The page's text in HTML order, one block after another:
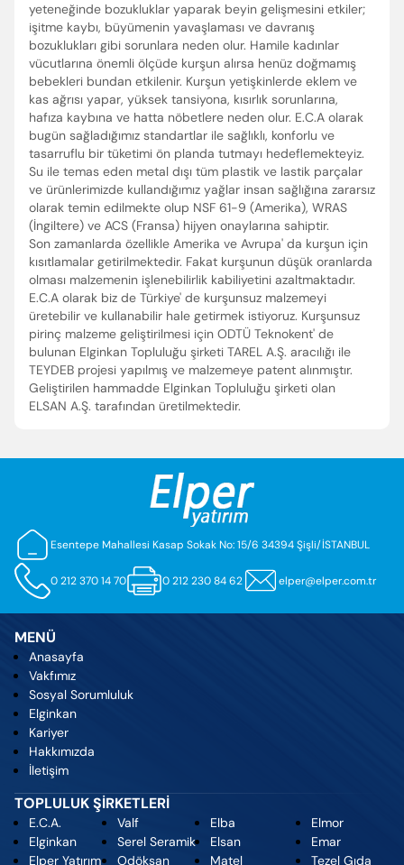
yeteneğinde bozukluklar yaparak beyin gelişmesini etkiler;
işitme kaybı, büyümenin yavaşlaması ve davranış
bozuklukları gibi sorunlara neden olur. Hamile kadınlar
vücutlarına önemli ölçüde kurşun alırsa henüz doğmamış
bebekleri bundan etkilenir. Kurşun yetişkinlerde eklem ve
kas ağrısı yapar, yüksek tansiyona, kısırlık sorunlarına,
hafıza kaybına ve hatta nöbetlere neden olur. E.C.A olarak
bugün sağladığımız standartlar ile sağlıklı, konforlu ve
tasarruflu bir tüketimi ön planda tutmayı hedeflemekteyiz.
Su ile temas eden metal dışı tüm plastik ve lastik parçalar
ve ürünlerimizde kullandığımız yağlar insan sağlığına zararsız
olarak temin edilmekte olup NSF 61-9 (Amerika), WRAS
(İngiltere) ve ACS (Fransa) hijyen onaylarına sahiptir.
Son zamanlarda özellikle Amerika ve Avrupa' da kurşun için
kısıtlamalar getirilmektedir. Fakat kurşunun düşük oranlarda
olması malzemenin işlenebilirlik kabiliyetini azaltmaktadır.
E.C.A olarak biz de Türkiye' de kurşunsuz malzemeyi
üretebilir ve kullanabilir hale getirmek istiyoruz. Kurşunsuz
pirinç malzeme geliştirilmesi için ODTÜ Teknokent' de
bulunan Elginkan Topluluğu şirketi TAREL A.Ş. aracılığı ile
TEYDEB projesi yapılmış ve malzemeye patent alınmıştır.
Geliştirilen hammadde Elginkan Topluluğu şirketi olan
ELSAN A.Ş. tarafından üretilmektedir.
Esentepe Mahallesi Kasap Sokak No: 15/6 34394 Şişli/İSTANBUL
0 212 370 14 70 0 212 230 84 62 elper@elper.com.tr
MENÜ
Anasayfa
Vakfımız
Sosyal Sorumluluk
Elginkan
Kariyer
Hakkımızda
İletişim
TOPLULUK ŞİRKETLERİ
E.C.A.
Elginkan
Elper Yatırım
Valf
Serel Seramik
Odöksan
Elba
Elsan
Matel
Elmor
Emar
Tezel Gıda